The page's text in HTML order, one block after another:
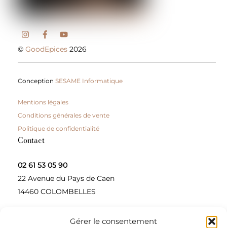
Gérer le consentement
©GoodEpices 2026
ConceptionSESAME Informatique
Mentions légales
Conditions générales de vente
Politique de confidentialité
Contact
02 61 53 05 90
22 Avenue du Pays de Caen
14460 COLOMBELLES
Contactez-nous